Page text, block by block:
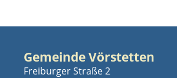
Gemeinde Vörstetten
Freiburger Straße 2